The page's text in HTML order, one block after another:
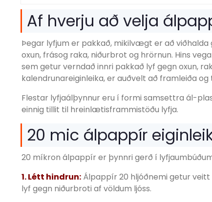
Af hverju að velja
Þegar lyfjum er pakkað, mikilvægt er að
oxun, frásog raka, niðurbrot og hrörnun. Hins
sem getur verndað innri pakkað lyf gegn oxun,
kalendrunareiginleika, er auðvelt að framleiða
Flestar lyfjaálþynnur eru í formi samsettra ál-
einnig tillit til hreinlætisframmistöðu lyfja.
20 mic álpappír
20 míkron álpappír er þynnri gerð í
1. Létt hindrun: Álpappír 20 hljóðnemi getur
lyf gegn niðurbroti af völdum ljóss.